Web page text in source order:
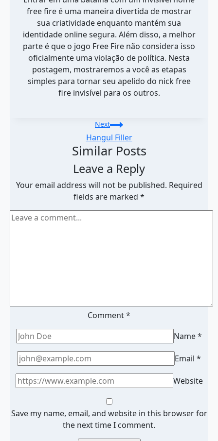
free fire é uma maneira divertida de mostrar
sua criatividade enquanto mantém sua
identidade online segura. Além disso, a melhor
parte é que o jogo Free Fire não considera isso
oficialmente uma violação de política. Nesta
postagem, mostraremos a você as etapas
simples para tornar seu apelido do nick free
fire invisível para os outros.
Next
Hangul Filler
Similar Posts
Leave a Reply
Your email address will not be published. Required
fields are marked *
Comment*
Name*
Email *
Website
Save my name, email, and website in this browser for
the next time I comment.